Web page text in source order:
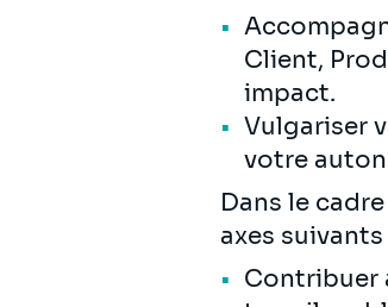
Client,
impact.
Vulgariser
votre
Dans le
axes suivants
Contribuer